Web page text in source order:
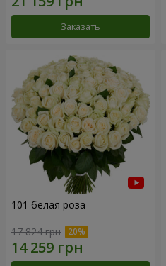
Заказать
101 белая роза
17 824 грн